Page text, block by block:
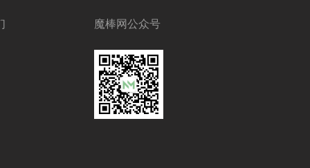
魔棒网公众号